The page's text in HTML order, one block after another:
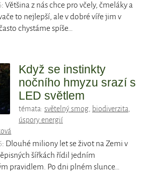
: Většina z nás chce pro včely, čmeláky a
to nejlepší, ale v dobré víře jim v
chystáme spíše…
Když se instinkty
nočního hmyzu srazí s
LED světlem
témata: světelný smog, biodiverzita,
úspory energií
: Dlouhé miliony let se život na Zemi v
šířkách řídil jedním
pravidlem. Po dni plném slunce…